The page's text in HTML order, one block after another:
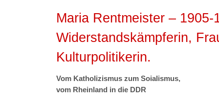
Maria Rentmeister – 1905-
Widerstandskämpferin,
Kulturpolitikerin.
Vom Katholizismus zum Soialismus,
vom Rheinland in die DDR